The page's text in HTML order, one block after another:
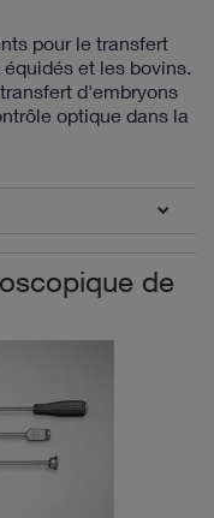
pour le transfert
et les bovins.
d'embryons
optique dans la
de